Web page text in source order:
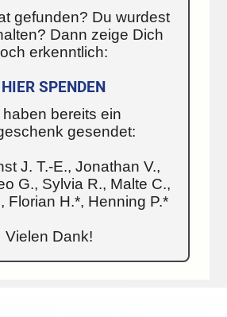
gefunden? Du wurdest
Dann zeige Dich
erkenntlich:
HIER SPENDEN
haben bereits ein
gesendet:
J. T.-E., Jonathan V.,
G., Sylvia R., Malte C.,
Florian H.*, Henning P.*
Vielen Dank!